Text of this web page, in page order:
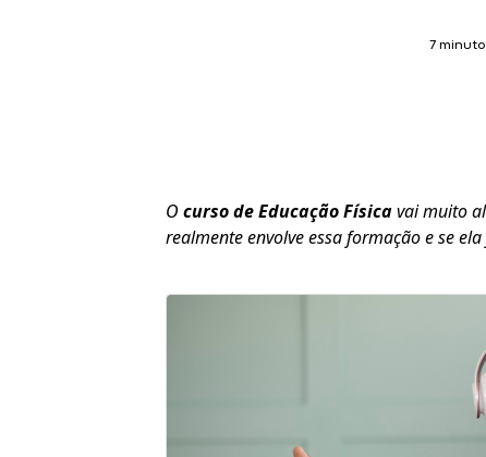
7
O curso de Educação Físicavai muito
realmente envolve essa formação e se